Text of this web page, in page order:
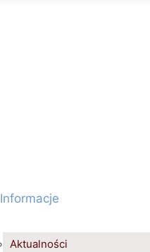
Informacje
Aktualności